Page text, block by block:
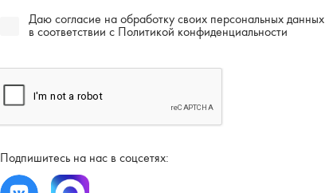
Даю согласие на обработку своих персональных данных
в соответствии c
Политикой конфиденциальности
Подпишитесь на нас в соцсетях: